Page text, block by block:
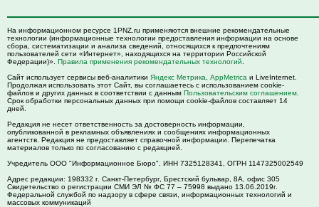
На информационном ресурсе 1PNZ.ru применяются внешние рекомендательные
технологии (информационные технологии предоставления информации на основе
сбора, систематизации и анализа сведений, относящихся к предпочтениям
пользователей сети «Интернет», находящихся на территории Российской
Федерации)». Правила применения рекомендательных технологий
Сайт использует сервисы веб-аналитики Яндекс Метрика AppMetrica и LiveInternet.
Продолжая использовать этот Сайт, вы соглашаетесь с использованием cookie-
файлов и других данных в соответствии с данным Пользовательским соглашением
Срок обработки персональных данных при помощи cookie-файлов составляет 14
дней.
Редакция не несет ответственность за достоверность информации,
опубликованной в рекламных объявлениях и сообщениях информационных
агентств. Редакция не предоставляет справочной информации. Перепечатка
материалов только по согласованию с редакцией.
Учредитель ООО "Информационное Бюро". ИНН 7325128341, ОГРН 1147325002549
Адрес редакции: 198332 г. Санкт-Петербург, Брестский бульвар, 8А, офис 305
Свидетельство о регистрации СМИ ЭЛ № ФС 77 – 75998 выдано 13.06.2019г.
Федеральной службой по надзору в сфере связи, информационных технологий и
массовых коммуникаций